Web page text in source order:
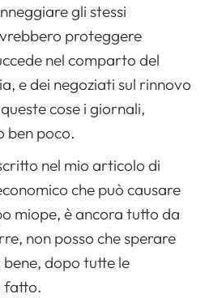
gli stessi
proteggere
nel comparto del
e dei negoziati sul rinnovo
cose i giornali,
ben poco.
nel mio articolo di
che può causare
miope, è ancora tutto da
non posso che sperare
dopo tutte le
fatto.